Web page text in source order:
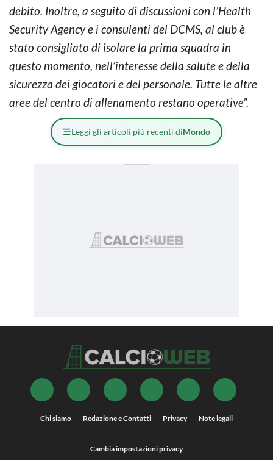
debito. Inoltre, a seguito di discussioni con l’Health
Security Agency e i consulenti del DCMS, al club è
stato consigliato di isolare la prima squadra in
questo momento, nell’interesse della salute e della
sicurezza dei giocatori e del personale. Tutte le altre
aree del centro di allenamento restano operative”.
Leggi gli articoli più recenti diMondo
Chi siamo Redazione e Contatti Privacy Note legali
Cambia impostazioni privacy